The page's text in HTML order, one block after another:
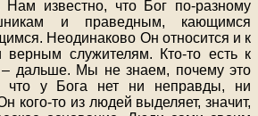
известно, что Бог по-разному
и праведным, кающимся
Неодинаково Он относится и к
служителям. Кто-то есть к
– дальше. Мы не знаем, почему это
у Бога нет ни неправды, ни
кого-то из людей выделяет, значит,